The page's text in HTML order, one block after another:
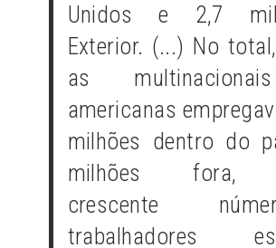
Unidos e 2,7
Exterior. (...) No
as
americanas
milhões dentro do
milhões fora,
crescente
trabalhadores